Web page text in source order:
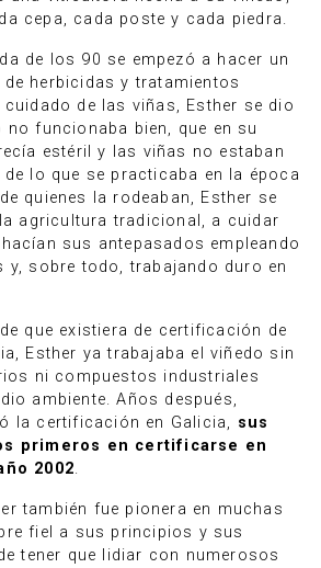
cepa, cada poste y cada piedra.
de los 90 se empezó a hacer un
herbicidas y tratamientos
de las viñas, Esther se dio
no funcionaba bien, que en su
estéril y las viñas no estaban
de lo que se practicaba en la época
quienes la rodeaban, Esther se
agricultura tradicional, a cuidar
sus antepasados empleando
y, sobre todo, trabajando duro en
que existiera de certificación de
Esther ya trabajaba el viñedo sin
ni compuestos industriales
ambiente. Años después,
la certificación en Galicia, sus
primeros en certificarse en
2002.
también fue pionera en muchas
fiel a sus principios y sus
tener que lidiar con numerosos